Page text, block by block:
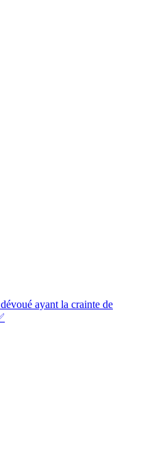
ayant la crainte de